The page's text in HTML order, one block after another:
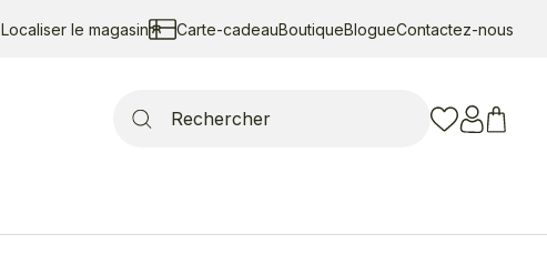
Localiser le magasin Carte-cadeauBoutiqueBlogueContactez-nous
for: